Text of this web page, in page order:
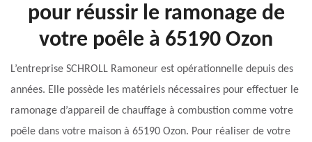
pour réussir le ramonage de
votre poêle à 65190 Ozon
L’entreprise SCHROLL Ramoneur est opérationnelle depuis des
années. Elle possède les matériels nécessaires pour effectuer le
ramonage d’appareil de chauffage à combustion comme votre
poêle dans votre maison à 65190 Ozon. Pour réaliser de votre